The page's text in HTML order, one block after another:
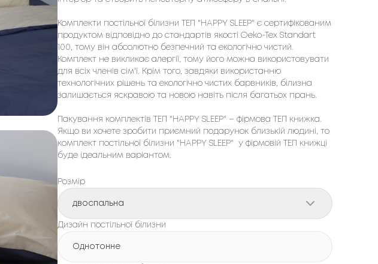
Комплекти постільної білизни ТЕП "HAPPY SLEEP" є сертифікованим
продуктом відповідно до стандартів якості Oeko-Tex Standart
100, тому він абсолютно безпечний та екологічно чистий.
Комплект не викликає алергії, тому його можна використовувати
для всіх членів сім'ї. Крім того, завдяки використанню
технологічних рішень та екологічно чистих барвників, білизна
залишається яскравою та новою навіть після багатьох прань.
Пакування комплектів ТЕП "HAPPY SLEEP" – фірмовa ТЕП книжка.
Якщо ви хочете зробити приємний подарунок близькій людині, то
комплект постільної білизни "HAPPY SLEEP"  у фірмовій ТЕП книжці
буде ідеальним варіантом.
Розмір
двоспальна
Дизайн постільної білизни
Однотонне